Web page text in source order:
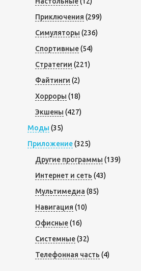
Приключения (299)
Симуляторы (236)
Спортивные(54)
Стратегии (221)
Файтинги (2)
Хорроры (18)
Экшены (427)
Моды (35)
Приложение(325)
Другие программы (139)
Интернет и сеть (43)
Мультимедиа (85)
Навигация (10)
Офисные(16)
Системные(32)
Телефонная часть (4)